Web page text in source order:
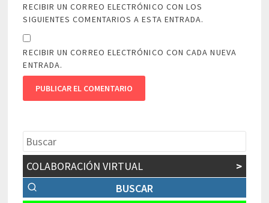
RECIBIR UN CORREO ELECTRÓNICO CON LOS
SIGUIENTES COMENTARIOS A ESTA ENTRADA.
RECIBIR UN CORREO ELECTRÓNICO CON CADA NUEVA
ENTRADA.
COLABORACIÓN VIRTUAL >